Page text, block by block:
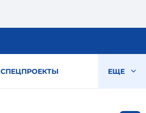
СПЕЦПРОЕКТЫ ЕЩЕ